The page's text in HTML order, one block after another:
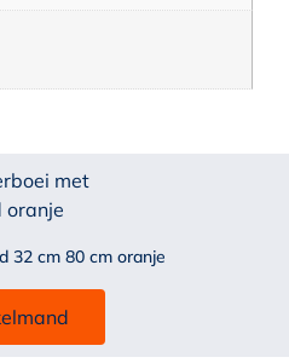
32 cm 80 cm oranje